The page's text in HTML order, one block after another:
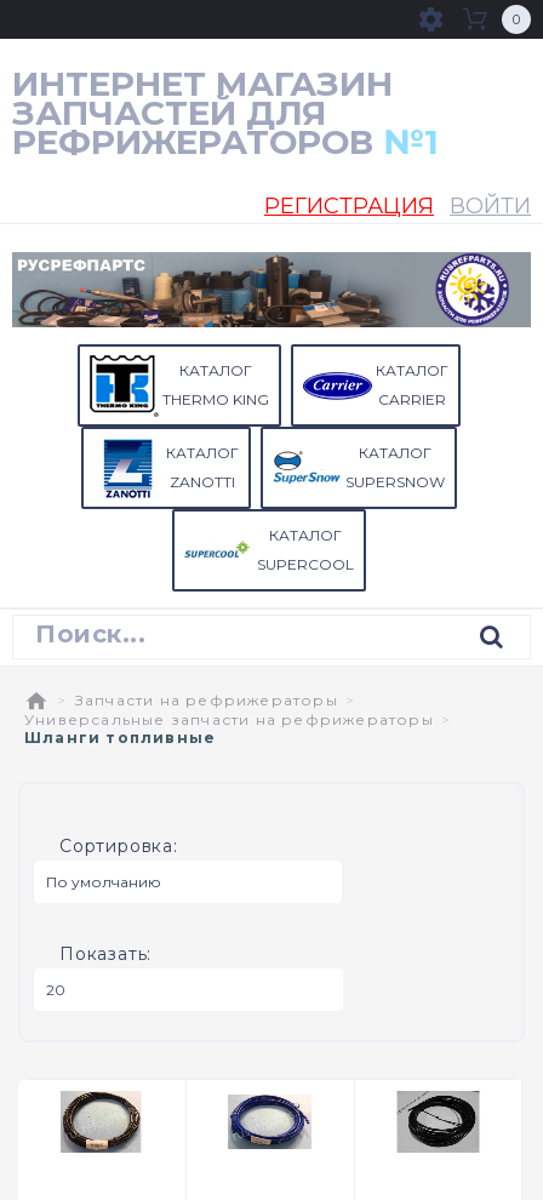
ИНТЕРНЕТ МАГАЗИН
ЗАПЧАСТЕЙ ДЛЯ
РЕФРИЖЕРАТОРОВ №1
0
РЕГИСТРАЦИЯ ВОЙТИ
КАТАЛОГ
THERMO KING
КАТАЛОГ
CARRIER
КАТАЛОГ
ZANOTTI
КАТАЛОГ
SUPERSNOW
КАТАЛОГ
SUPERCOOL
Запчасти на рефрижераторы
Универсальные запчасти на рефрижераторы
Шланги топливные
Сортировка:
Показать: